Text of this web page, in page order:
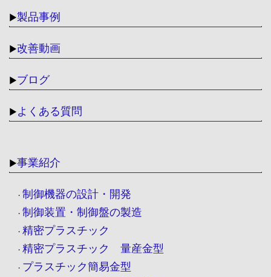
▶製品事例
▶改善動画
▶ブログ
▶よくある質問
▶事業紹介
・ 制御機器の設計・開発
・ 制御装置・制御盤の製造
・ 精密プラスチック
・ 精密プラスチック 量産金型
・ プラスチック簡易金型